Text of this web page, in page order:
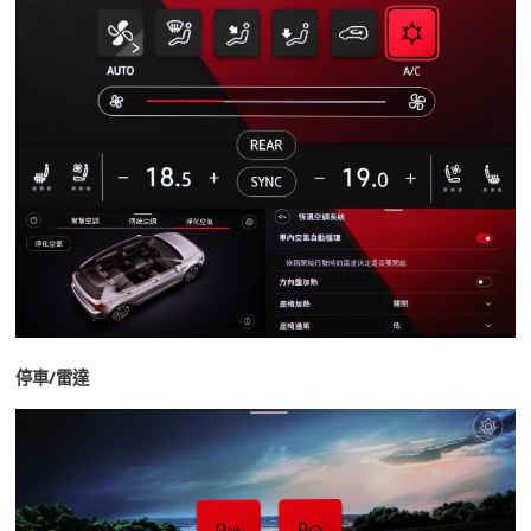
停車/雷達